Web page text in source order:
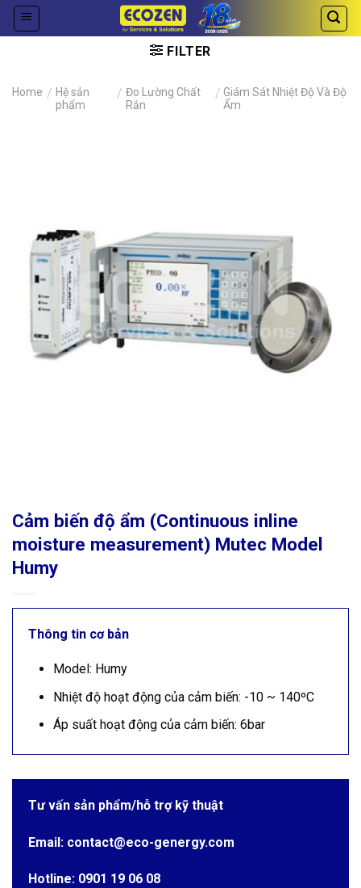
Skip
FILTER
Home / Hệ sản
phẩm
/ Đo Lường Chất
Rắn
/ Giám Sát Nhiệt Độ Và Độ
Ẩm
Cảm biến độ ẩm (Continuous inline
moisture measurement) Mutec Model
Humy
Thông tin cơ bản
Model: Humy
Nhiệt độ hoạt động của cảm biến: -10 ~ 140ºC
Áp suất hoạt động của cảm biến: 6bar
Tư vấn sản phẩm/hỗ trợ kỹ thuật
Email: contact@eco-genergy.com
Hotline: 0901 19 06 08